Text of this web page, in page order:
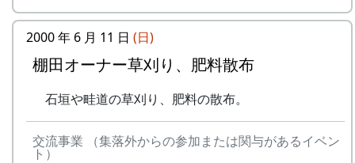
10月22日（日）
万年草植栽2000-10-22 万年草植栽
ポットで育った万年草の苗を石垣に
植え付ける。
蕎麦収穫2000-10-22 蕎麦収穫
蕎麦の刈取りと脱穀。
細工教室 ...
取り、稲木に掛けて天日干しにす
る。
出場者の募集は、8月26日まで。詳
しくは、加美町のホームページで確
認してください。( 加美町 > 棚田コ
ンサート出場者募集 )
10月12日（土）～10月13日（日）2002-10-
6月15日（日）2003-06-15 棚田オーナー草刈
り、肥料散布
★ 棚田オーナー草刈り、肥料散布
石垣や畦道の草刈り、肥料の散布。
○ 川刈り
川や道端の雑草を刈る。
7月27日（日）2003-07-27 棚田オーナー草引
2000 年 6 月 11 日 (日)
棚田オーナー草刈り、肥料散布
石垣や畦道の草刈り、肥料の散布。
交流事業 （集落外からの参加または関与があるイベン
ト）